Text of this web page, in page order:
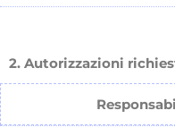
2. Autorizzazioni